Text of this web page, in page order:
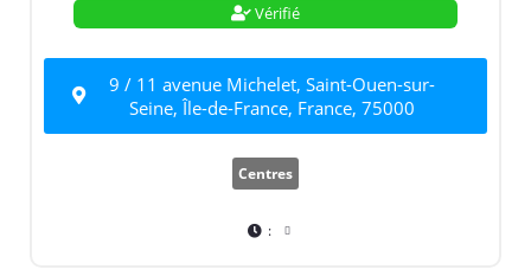
Vérifié
9 / 11 avenue Michelet, Saint-Ouen-sur-
Seine, Île-de-France, France, 75000
Centres
: